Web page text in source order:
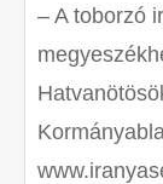
– A toborzó